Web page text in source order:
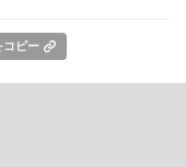
コピー